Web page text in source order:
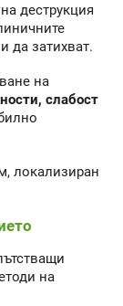
деструкция
да затихват.
на
слабост
локализиран
на